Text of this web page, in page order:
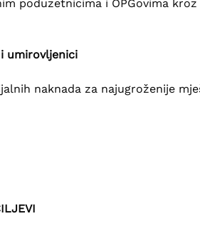
poduzetnicima i OPGovima
umirovljenici
naknada za najugroženije